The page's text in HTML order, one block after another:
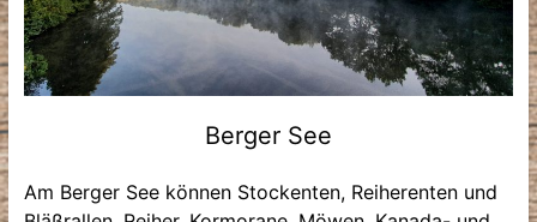
Berger See
Am Berger See können Stockenten, Reiherenten und